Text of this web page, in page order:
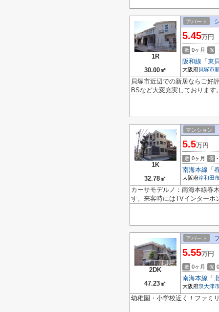
1R
30.00㎡
アパート
5.45万円
敷 0ヶ月 保 -
阪和線 「 東
大阪府貝塚市
貝塚市近辺での新居ならご好
BSなど大変充実しておりま
1K
32.78㎡
マンション
5.5万円
敷 0ヶ月 保 -
南海本線 「
大阪府岸和田
カーサモデルノ：南海本線春
す。来客時にはTVインターホ
2DK
47.23㎡
アパート
5.55万円
敷 0ヶ月 保
南海本線 「
大阪府泉大津
幼稚園・小学校近く！ファミ